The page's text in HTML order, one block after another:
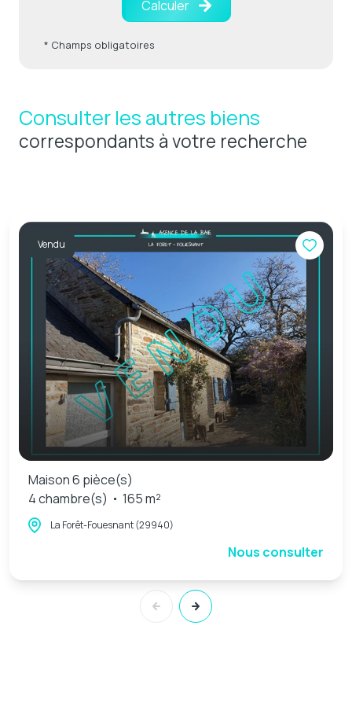
Calculer
* Champs obligatoires
Consulter les autres biens
correspondants à votre recherche
Vendu
Maison 6 pièce(s)
4 chambre(s)
165 m²
La Forêt-Fouesnant (29940)
Nous consulter